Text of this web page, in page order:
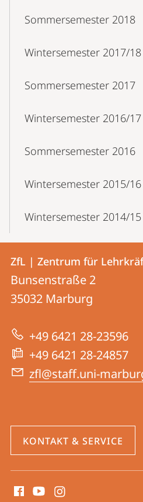
Sommersemester 2018
Wintersemester 2017/18
Sommersemester 2017
Wintersemester 2016/17
Sommersemester 2016
Wintersemester 2015/16
Wintersemester 2014/15
Kontakt
und
Informationen
zur
Website
ZfL
|
für
Lehrkräftebildung
ZfL | Zentrum für
Bunsenstraße 2
35032 Marburg
+49 6421 28-23596
+49 6421 28-24857
zfl@staff.uni-
KONTAKT & SERVICE